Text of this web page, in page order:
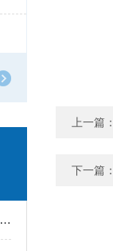
涂装车间废气治理设备总堵、运维贵？预处理工艺选错全白搭
上一篇
下一篇